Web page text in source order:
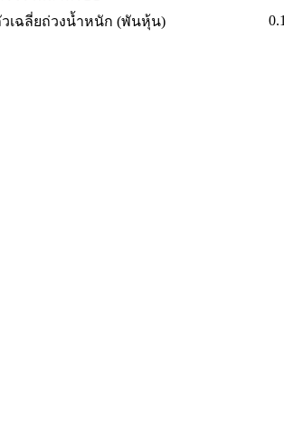
เฉลี่ยถ่วงน้ำหนัก (พันหุ้น)